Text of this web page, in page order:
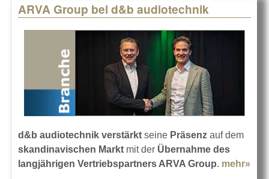
ARVA Group bei d&b audiotechnik
d&b audiotechnik verstärkt seine Präsenz auf dem
skandinavischen Markt mit der Übernahme des
langjährigen Vertriebspartners ARVA Group. mehr»